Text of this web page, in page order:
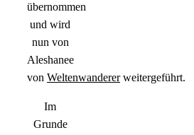
übernommen
und wird
nun von
Aleshanee
von Weltenwandererweitergeführt.
Im
Grunde